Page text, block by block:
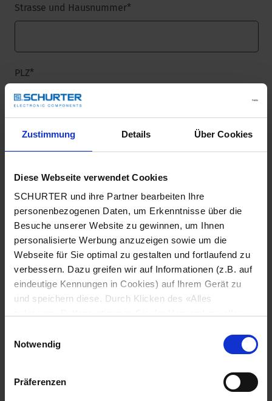
Zustimmung Details Über Cookies
Diese Webseite verwendet Cookies
SCHURTER und ihre Partner bearbeiten Ihre
personenbezogenen Daten, um Erkenntnisse über die
Besuche unserer Website zu gewinnen, um Ihnen
personalisierte Werbung anzuzeigen sowie um die
Webseite für Sie optimal zu gestalten und fortlaufend zu
verbessern. Dazu greifen wir auf Informationen (z.B. auf
eindeutige Kennungen in Cookies) auf Ihrem Gerät zu
und speichern diese. Durch Klicken des «Alles
zu. Sie können Ihre Einstellungen jederzeit ändern, indem
Sie auf «Cookie-Einstellungen verwalten» am Seitenende
klicken. Ihre Einstellungen werden unseren Partnern
gemeldet und haben keinen Einfluss auf die
Notwendig
Präferenzen
Strasse und Hausnummer*
PLZ*
Stadt*
Land*
Telefonnummer*